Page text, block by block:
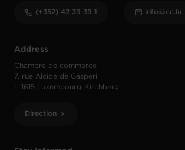
Address
Chambre de commerce
7, rue Alcide de Gasperi
L-1615 Luxembourg-Kirchberg
Direction
(+352) 42 39 39 1 info@cc.lu